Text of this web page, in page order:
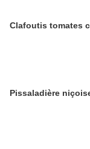
Clafoutis tomates
Pissaladière